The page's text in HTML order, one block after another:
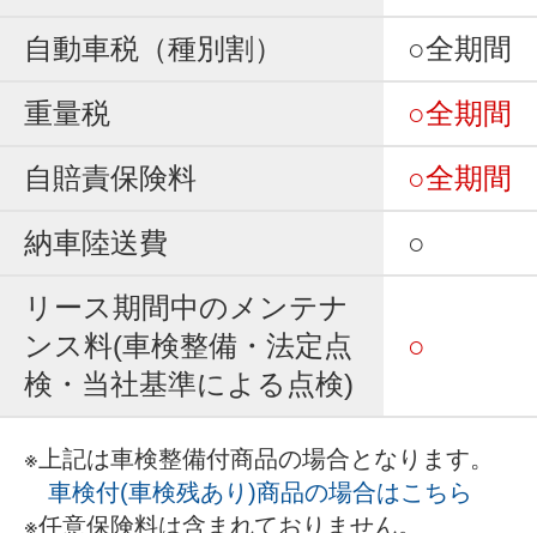
自動車税（種別割）
○全期間
重量税
○全期間
自賠責保険料
○全期間
納車陸送費
○
リース期間中のメンテナ
ンス料(車検整備・法定点
検・当社基準による点検)
○
※上記は車検整備付商品の場合となります。
車検付(車検残あり)商品の場合はこちら
※任意保険料は含まれておりません。